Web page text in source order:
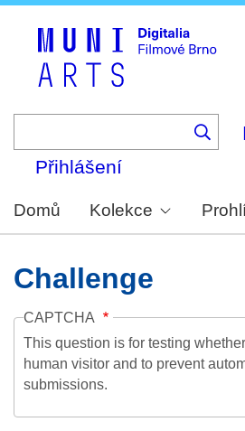
Přihlášení
Domů Kolekce
Challenge
CAPTCHA
This question is for testing
human visitor and to prevent
submissions.